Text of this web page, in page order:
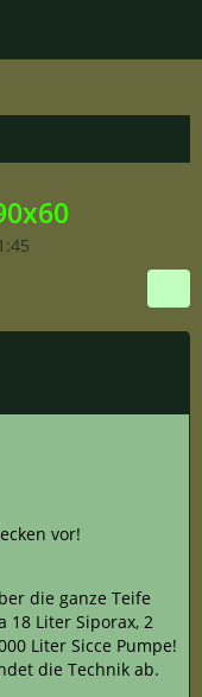
vor!
die ganze Teife
Liter Siporax, 2
Liter Sicce Pumpe!
die Technik ab.